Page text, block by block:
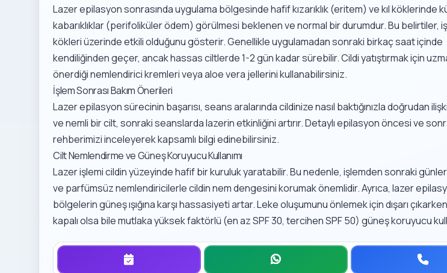
Lazer epilasyon sonrasında uygulama bölgesinde hafif kızarıklık (eritem) ve kıl köklerinde
kabarıklıklar (perifoliküler ödem) görülmesi beklenen ve normal bir durumdur. Bu belirtiler,
kökleri üzerinde etkili olduğunu gösterir. Genellikle uygulamadan sonraki birkaç saat içinde
kendiliğinden geçer, ancak hassas ciltlerde 1-2 gün kadar sürebilir. Cildi yatıştırmak için
önerdiği nemlendirici kremleri veya aloe vera jellerini kullanabilirsiniz.
İşlem Sonrası Bakım Önerileri
Lazer epilasyon sürecinin başarısı, seans aralarında cildinize nasıl baktığınızla doğrudan
ve nemli bir cilt, sonraki seanslarda lazerin etkinliğini artırır. Detaylıepilasyon öncesi ve
rehberimizi inceleyerek kapsamlı bilgi edinebilirsiniz.
Cilt Nemlendirme ve Güneş Koruyucu Kullanımı
Lazer işlemi cildin yüzeyinde hafif bir kuruluk yaratabilir. Bu nedenle, işlemden sonraki
ve parfümsüz nemlendiricilerle cildin nem dengesini korumak önemlidir. Ayrıca, lazer
bölgelerin güneş ışığına karşı hassasiyeti artar. Leke oluşumunu önlemek için dışarı
kapalı olsa bile mutlaka yüksek faktörlü (en az SPF 30, tercihen SPF 50) güneş koruyucu